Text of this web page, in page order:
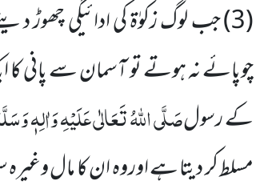
(
3) جب لوگ زکوٰۃ کی ادائیگی چھوڑ
چوپائے نہ ہوتے تو آسمان سے پانی کا
کے رسولصَلَّی اللّٰہُ تَعَالٰی عَلَیْہِ وَاٰلِہٖ
مسلط کر دیتا ہے اوروہ ان کا مال